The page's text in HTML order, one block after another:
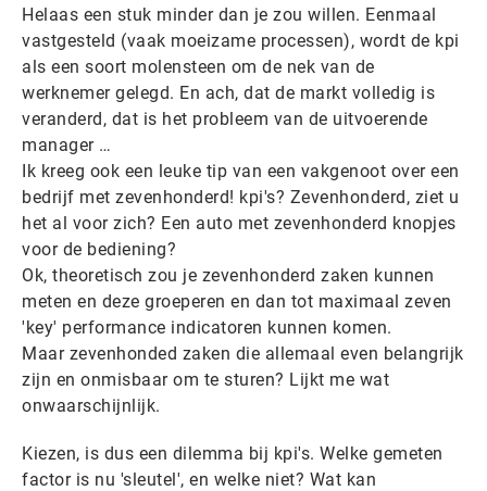
Helaas een stuk minder dan je zou willen. Eenmaal
vastgesteld (vaak moeizame processen), wordt de kpi
als een soort molensteen om de nek van de
werknemer gelegd. En ach, dat de markt volledig is
veranderd, dat is het probleem van de uitvoerende
manager …
Ik kreeg ook een leuke tip van een vakgenoot over een
bedrijf met zevenhonderd! kpi's? Zevenhonderd, ziet u
het al voor zich? Een auto met zevenhonderd knopjes
voor de bediening?
Ok, theoretisch zou je zevenhonderd zaken kunnen
meten en deze groeperen en dan tot maximaal zeven
'key' performance indicatoren kunnen komen.
Maar zevenhonded zaken die allemaal even belangrijk
zijn en onmisbaar om te sturen? Lijkt me wat
onwaarschijnlijk.
Kiezen, is dus een dilemma bij kpi's. Welke gemeten
factor is nu 'sleutel', en welke niet? Wat kan